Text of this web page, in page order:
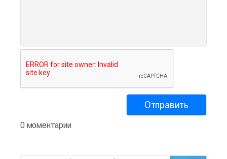
0 моментарии